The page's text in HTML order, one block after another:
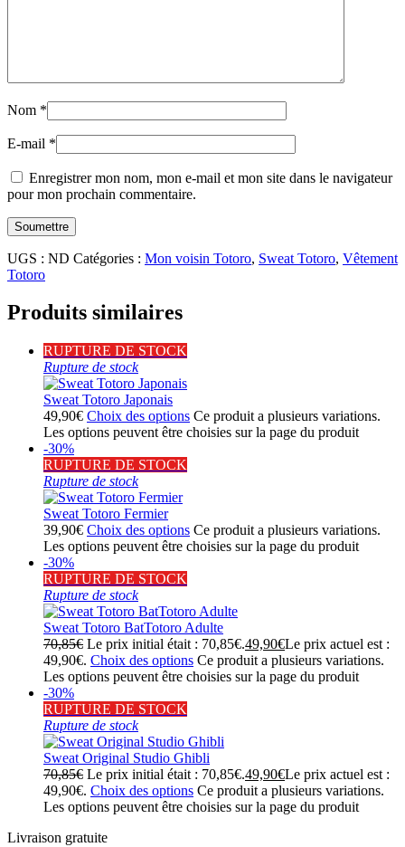
Nom *
E-mail *
Enregistrer mon nom, mon e-mail et mon site dans le navigateur
pour mon prochain commentaire.
UGS : ND Catégories : Mon voisin Totoro, Sweat Totoro, Vêtement
Totoro
Produits similaires
RUPTURE DE STOCK
Rupture de stock
Sweat Totoro Japonais
49,90€ Choix des options Ce produit a plusieurs variations.
Les options peuvent être choisies sur la page du produit
-30%
RUPTURE DE STOCK
Rupture de stock
Sweat Totoro Fermier
39,90€ Choix des options Ce produit a plusieurs variations.
Les options peuvent être choisies sur la page du produit
-30%
RUPTURE DE STOCK
Rupture de stock
Sweat Totoro BatTotoro Adulte
70,85€ Le prix initial était : 70,85€.49,90€Le prix actuel est :
49,90€. Choix des options Ce produit a plusieurs variations.
Les options peuvent être choisies sur la page du produit
-30%
RUPTURE DE STOCK
Rupture de stock
Sweat Original Studio Ghibli
70,85€ Le prix initial était : 70,85€.49,90€Le prix actuel est :
49,90€. Choix des options Ce produit a plusieurs variations.
Les options peuvent être choisies sur la page du produit
Livraison gratuite